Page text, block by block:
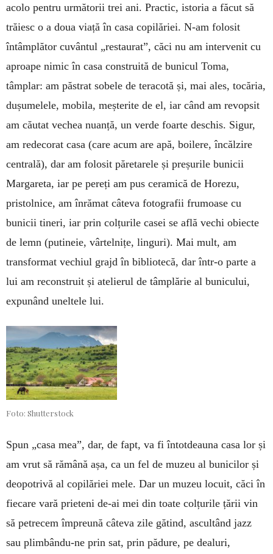
acolo pentru următorii trei ani. Practic, istoria a făcut să
trăiesc o a doua viață în casa copilăriei. N-am folosit
întâmplător cuvântul „restaurat”, căci nu am intervenit cu
aproape nimic în casa construită de bunicul Toma,
tâmplar: am păstrat sobele de teracotă și, mai ales, tocăria,
dușumelele, mobila, meșterite de el, iar când am revopsit
am căutat vechea nuanță, un verde foarte deschis. Sigur,
am redecorat casa (care acum are apă, boilere, încălzire
centrală), dar am folosit păretarele și preșurile bunicii
Margareta, iar pe pereți am pus ceramică de Horezu,
pristolnice, am înrămat câteva fotografii frumoase cu
bunicii tineri, iar prin colțurile casei se află vechi obiecte
de lemn (putineie, vârtelnițe, linguri). Mai mult, am
transformat vechiul grajd în bibliotecă, dar într-o parte a
lui am reconstruit și atelierul de tâmplărie al bunicului,
expunând uneltele lui.
Foto: Shutterstock
Spun „casa mea”, dar, de fapt, va fi întotdeauna casa lor și
am vrut să rămână așa, ca un fel de muzeu al bunicilor și
deopotrivă al copilăriei mele. Dar un muzeu locuit, căci în
fiecare vară prieteni de-ai mei din toate colțurile țării vin
să petrecem împreună câteva zile gătind, ascultând jazz
sau plimbându-ne prin sat, prin pădure, pe dealuri,